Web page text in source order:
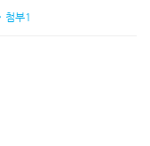
첨부1